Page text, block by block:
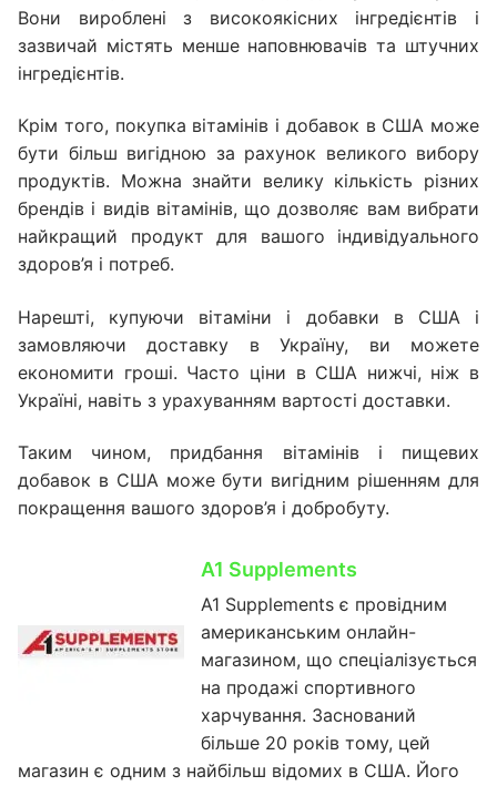
Вони вироблені з високоякісних інгредієнтів і
зазвичай містять менше наповнювачів та штучних
інгредієнтів.
Крім того, покупка вітамінів і добавок в США може
бути більш вигідною за рахунок великого вибору
продуктів. Можна знайти велику кількість різних
брендів і видів вітамінів, що дозволяє вам вибрати
найкращий продукт для вашого індивідуального
здоров’я і потреб.
Нарешті, купуючи вітаміни і добавки в США і
замовляючи доставку в Україну, ви можете
економити гроші. Часто ціни в США нижчі, ніж в
Україні, навіть з урахуванням вартості доставки.
Таким чином, придбання вітамінів і пищевих
добавок в США може бути вигідним рішенням для
покращення вашого здоров’я і добробуту.
A1 Supplements
A1 Supplements є провідним
американським онлайн-
магазином, що спеціалізується
на продажі спортивного
харчування. Заснований
більше 20 років тому, цей
магазин є одним з найбільш відомих в США. Його